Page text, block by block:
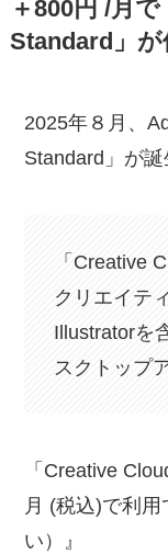
＋800円 /月
Standard」が
2025年８月、
Standard」が誕
「Creative
クリエイテ
Illustratorを
スクトップ
「Creative
月 (税込)で利
い）』